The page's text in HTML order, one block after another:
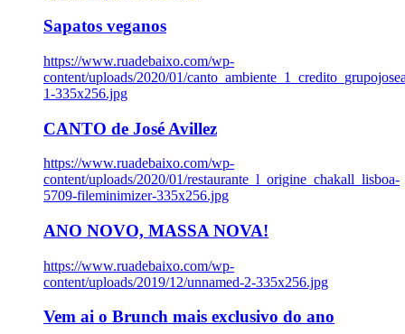
Sapatos veganos
https://www.ruadebaixo.com/wp-
content/uploads/2020/01/
1-335x256.jpg
CANTO de José Avillez
https://www.ruadebaixo.com/wp-
content/uploads/2020/01/restaurante_l_origine_chakall_lisboa-
5709-fileminimizer-335x256.jpg
ANO NOVO, MASSA NOVA!
https://www.ruadebaixo.com/wp-
content/uploads/2019/12/unnamed-2-335x256.jpg
Vem ai o Brunch mais exclusivo do ano